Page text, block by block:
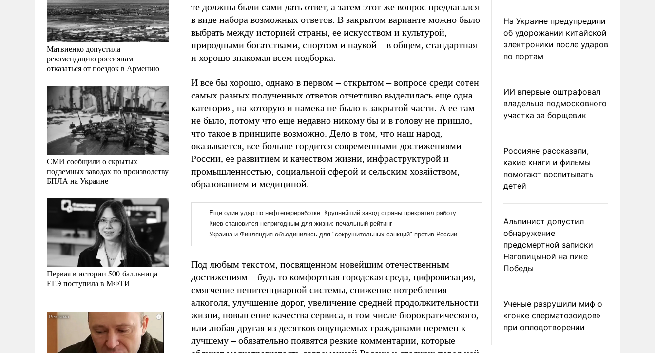
Матвиенко допустила
рекомендацию россиянам
отказаться от поездок в Армению
СМИ сообщили о скрытых
подземных заводах по производству
БПЛА на Украине
Первая в истории 500-балльница
ЕГЭ поступила в МФТИ
те должны были сами дать ответ, а затем этот же вопрос предлагался
в виде набора возможных ответов. В закрытом варианте можно было
выбрать между историей страны, ее искусством и культурой,
природными богатствами, спортом и наукой – в общем, стандартная
и хорошо знакомая всем подборка.
И все бы хорошо, однако в первом – открытом – вопросе среди сотен
самых разных полученных ответов отчетливо выделилась еще одна
категория, на которую и намека не было в закрытой части. А ее там
не было, потому что еще недавно никому бы и в голову не пришло,
что такое в принципе возможно. Дело в том, что наш народ,
оказывается, все больше гордится современными достижениями
России, ее развитием и качеством жизни, инфраструктурой и
промышленностью, социальной сферой и сельским хозяйством,
образованием и медициной.
Под любым текстом, посвященном новейшим отечественным
достижениям – будь то комфортная городская среда, цифровизация,
смягчение пенитенциарной системы, снижение потребления
алкоголя, улучшение дорог, увеличение средней продолжительности
жизни, повышение качества сервиса, в том числе бюрократического,
или любая другая из десятков ощущаемых гражданами перемен к
лучшему – обязательно появятся резкие комментарии, которые
На Украине предупредили
об удорожании китайской
электроники после ударов
по портам
ИИ впервые оштрафовал
владельца подмосковного
участка за борщевик
Россияне рассказали,
какие книги и фильмы
помогают воспитывать
детей
Альпинист допустил
обнаружение
предсмертной записки
Наговицыной на пике
Победы
Ученые разрушили миф о
«гонке сперматозоидов»
при оплодотворении